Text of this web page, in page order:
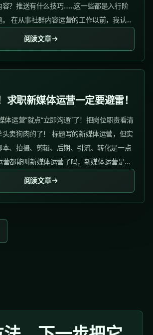
容？推送有什么技巧……这一些都是入行阶
在从事社群内容运营的工作以前，我认为
作就是在社群发发公司的文章，如果有人说
。 但是进入半撇私塾 1...
阅读文章
求职新媒体运营一定要避雷！
体运营”就点“立即沟通”了！把岗位职责看清
卖狗肉的了！ 标题写的新媒体运营，但实
、拍摄、剪辑、后期、引流、转化是一点
都能叫新媒体运营了吗，新媒体运营是运
要管！...
阅读文章